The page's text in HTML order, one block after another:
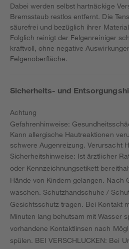
Dabei werden selbst hartnäckige
Bremsstaub restlos entfernt. Die
säurefrei und bezüglich ihrer
Folglich reinigt der Felgenreiniger
kraftvoll, ohne negative
Felgenoberfläche.
Sicherheits- und
Achtung
Gefahrenhinweise:
Kann allergische Hautreaktionen
schwere Augenreizung. Verursacht
Sicherheitshinweise: Ist ärztlicher
oder Kennzeichnungsetikett
Hände von Kindern gelangen. Nach
waschen. Schutzhandschuhe /
Gesichtsschutz tragen. Bei Kontakt
Minuten lang behutsam mit Wasser
vorhandene Kontaktlinsen nach
spülen. BEI VERSCHLUCKEN: Bei